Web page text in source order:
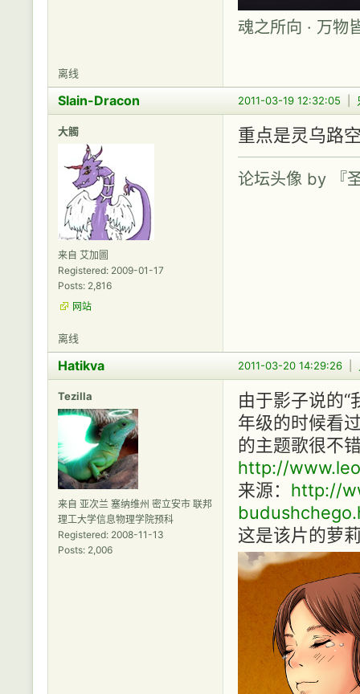
魂之所向 · 万物
离线
2011-03-19 12:32:05
Slain-Dracon
大觸
来自 艾加圖
Registered: 2009-01-17
Posts: 2,816
网站
重点是灵乌路
论坛头像 by 『
离线
2011-03-20 14:29:26
Hatikva
Tezilla
来自 亚次兰 塞纳维州 密立安市 联邦
理工大学信息物理学院预科
Registered: 2008-11-13
Posts: 2,006
由于影子说的“
年级的时候看
的主题歌很不
http://
来源： http://
这是该片的萝